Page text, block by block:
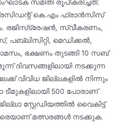
സമിതി രൂപീകരിച്ചത്.
കെ.എം ഫ്രാന്‍സിസ്
രജിസ്‌ട്രേഷന്‍, സ്വീകരണം,
പബ്ലിസിറ്റി, മെഡിക്കല്‍,
ഭക്ഷണം തുടങ്ങി 10 സബ്
മൂന്ന് ദിവസങ്ങളിലായി നടക്കുന്ന
വിവിധ ജില്ലകളില്‍ നിന്നും
500 പോരാണ്
സ്റ്റേഡിയത്തില്‍ വൈകിട്ട്
മത്സരങ്ങള്‍ നടക്കുക.